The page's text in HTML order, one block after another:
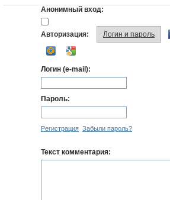
Анонимный вход:
Авторизация: Логин и пароль
Логин (e-mail):
Пароль:
Регистрация Забыли пароль?
Текст комментария: